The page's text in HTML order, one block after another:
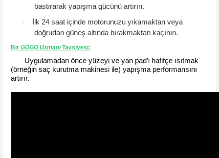
bastırarak yapışma gücünü artırın.
·
İlk 24 saat içinde motorunuzu yıkamaktan veya
doğrudan güneş altında bırakmaktan kaçının.
Bir GOGO Uzmanı Tavsiyesi:
Uygulamadan önce yüzeyi ve yan pad’i hafifçe ısıtmak
(örneğin saç kurutma makinesi ile) yapışma performansını
artırır.